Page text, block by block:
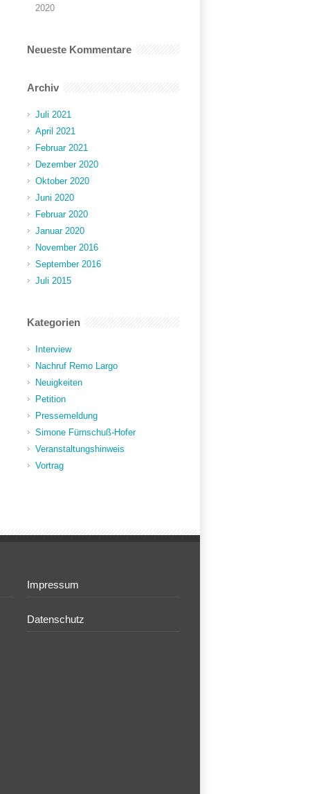
2020
Neueste Kommentare
Archiv
Juli 2021
April 2021
Februar 2021
Dezember 2020
Oktober 2020
Juni 2020
Februar 2020
Januar 2020
November 2016
September 2016
Juli 2015
Kategorien
Interview
Nachruf Remo Largo
Neuigkeiten
Petition
Pressemeldung
Simone Fürnschuß-Hofer
Veranstaltungshinweis
Vortrag
Impressum
Datenschutz